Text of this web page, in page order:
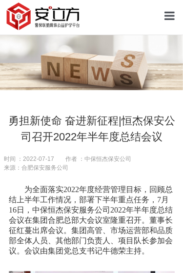
勇担新使命 奋进新征程|恒杰保安公
司召开2022年半年度总结会议
时间 ：2022-07-17
作者 ：中保恒杰保安公司
来源：合肥保安服务公司
为全面落实2022年度经营管理目标，回顾总
结上半年工作情况，部署下半年重点任务，7月
16日，中保恒杰保安服务公司2022年半年度总结
会议在集团合肥总部大会议室隆重召开。董事长
征红蔓出席会议。集团高管、市场运营部和品质
部全体人员、其他部门负责人、项目队长参加会
议。会议由集团党总支书记牛德荣主持。